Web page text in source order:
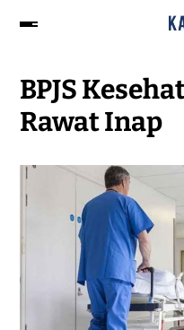
BPJS
Rawat Inap